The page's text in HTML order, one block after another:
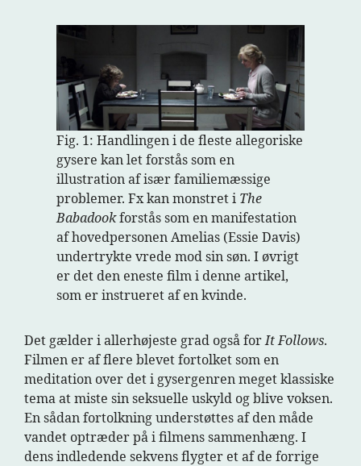
Fig. 1: Handlingen i de fleste allegoriske
gysere kan let forstås som en
illustration af især familiemæssige
problemer. Fx kan monstret i The
Babadookforstås som en manifestation
af hovedpersonen Amelias (Essie Davis)
undertrykte vrede mod sin søn. I øvrigt
er det den eneste film i denne artikel,
som er instrueret af en kvinde.
Det gælder i allerhøjeste grad også forIt Follows.
Filmen er af flere blevet fortolket som en
meditation over det i gysergenren meget klassiske
tema at miste sin seksuelle uskyld og blive voksen.
En sådan fortolkning understøttes af den måde
vandet optræder på i filmens sammenhæng. I
dens indledende sekvens flygter et af de forrige